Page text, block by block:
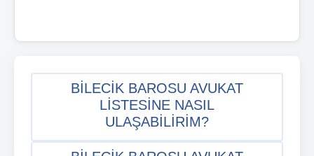
BILECIK BAROSU AVUKAT
LISTESINE NASIL
ULAŞABILIRIM?